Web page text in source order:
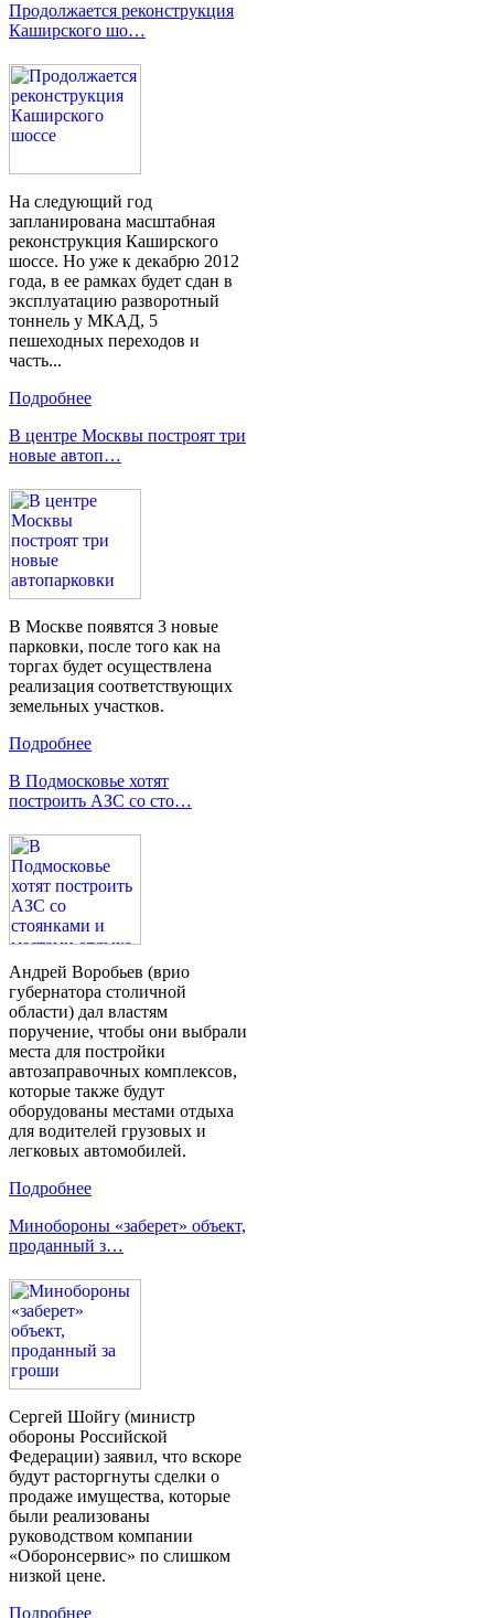
Продолжается реконструкция
Каширского шо…
На следующий год
запланирована масштабная
реконструкция Каширского
шоссе. Но уже к декабрю 2012
года, в ее рамках будет сдан в
эксплуатацию разворотный
тоннель у МКАД, 5
пешеходных переходов и
часть...
Подробнее
В центре Москвы построят три
новые автоп…
В Москве появятся 3 новые
парковки, после того как на
торгах будет осуществлена
реализация соответствующих
земельных участков.
Подробнее
В Подмосковье хотят
построить АЗС со сто…
Андрей Воробьев (врио
губернатора столичной
области) дал властям
поручение, чтобы они выбрали
места для постройки
автозаправочных комплексов,
которые также будут
оборудованы местами отдыха
для водителей грузовых и
легковых автомобилей.
Подробнее
Минобороны «заберет» объект,
проданный з…
Сергей Шойгу (министр
обороны Российской
Федерации) заявил, что вскоре
будут расторгнуты сделки о
продаже имущества, которые
были реализованы
руководством компании
«Оборонсервис» по слишком
низкой цене.
Подробнее